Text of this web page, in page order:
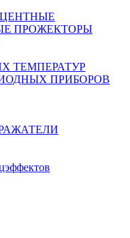
ПРОЖЕКТОРЫ
ТЕМПЕРАТУР
ПРИБОРОВ